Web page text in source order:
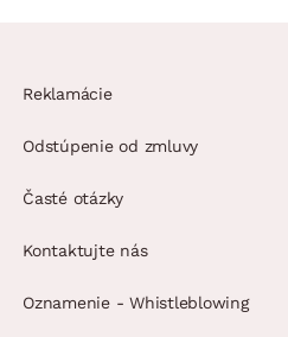
Reklamácie
Odstúpenie od zmluvy
Časté otázky
Kontaktujte nás
Oznamenie - Whistleblowing